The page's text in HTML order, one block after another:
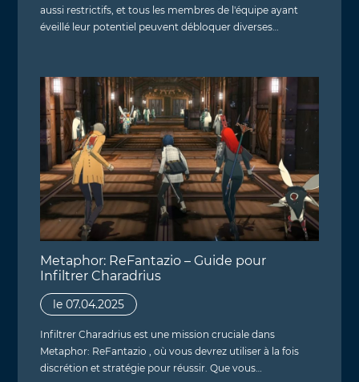
aussi restrictifs, et tous les membres de l'équipe ayant
éveillé leur potentiel peuvent débloquer diverses…
Metaphor: ReFantazio – Guide pour
Infiltrer Charadrius
le 07.04.2025
Infiltrer Charadrius est une mission cruciale dans
Metaphor: ReFantazio , où vous devrez utiliser à la fois
discrétion et stratégie pour réussir. Que vous…